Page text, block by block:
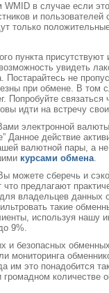
в случае если
и пользователей
только
пункта присутствуют
увидеть
Постарайтесь не
при обмене. В том
Попробуйте
идти на встречу
электронной
Данное действие
валютной пары, а не
курсами обмена.
можете сберечь и
предлагают
владельцев данных
такие
используя нашу
9%.
и безопасных
мониторинга
им это понадобится
громадном количестве